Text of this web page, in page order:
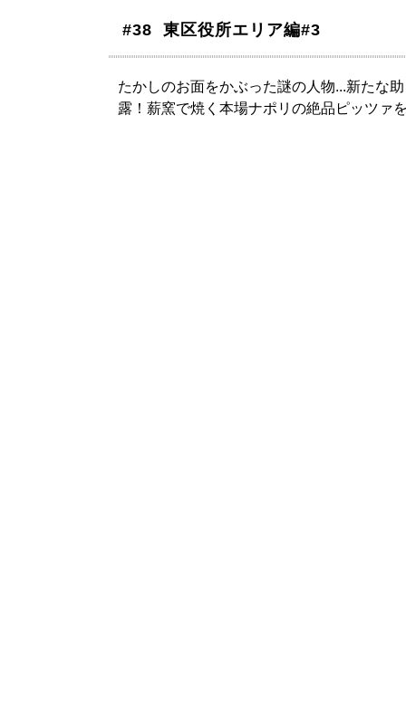
#38 東区役所エリア編#3
たかしのお面をかぶった謎の人物...新たな
露！薪窯で焼く本場ナポリの絶品ピッツァ